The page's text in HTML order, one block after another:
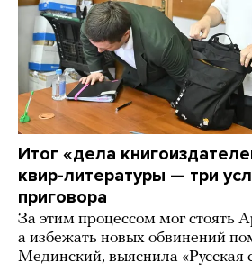
Итог «дела
квир-литературы — три
приговора
За этим процессом мог стоять
а избежать новых обвинений
Мединский, выяснила «Русская